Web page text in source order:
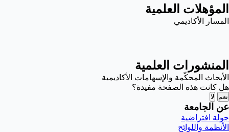
المؤهلات العلمية
المسار الأكاديمي
المنشورات العلمية
الأبحاث المحكّمة والإسهامات الأكاديمية
هل كانت هذه الصفحة مفيدة؟
نعم لا
عن الجامعة
جولة افتراضية
الأنظمة واللوائح